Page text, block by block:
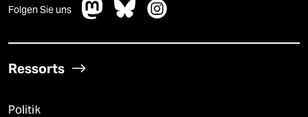
Folgen Sie uns
Ressorts
Politik